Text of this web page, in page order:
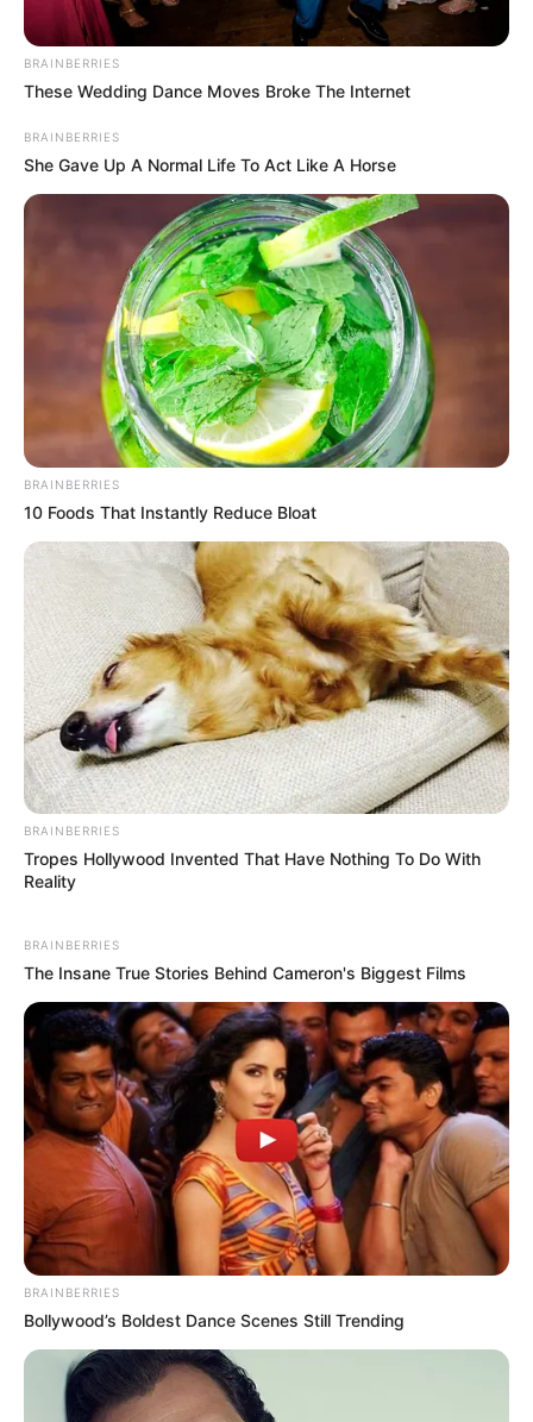
จันทร์ที่ 9 พฤศจิกายน 256309.25-11.45 น.
คนเกิดวันอาทิตย์ห้ามให้ฤกษ์นี้
ศุกร์ที่ 20 พฤศจิกายน 2563 10.05-12.15 น.
คนเกิดวันอาทิตย์ห้ามให้ฤกษ์นี้
พฤหัสบดีที่ 26 พฤศจิกายน 2563 09.05-11.45 น.
คนเกิดวันพุธกลางคืนห้ามใช้ฤกษ์นี้
เสาร์ที่ 28 พฤศจิกายน 256312.10-13.45 น.
คนเกิดวันพฤหัสบดีห้ามให้ฤกษ์นี้
อาทิตย์ที่ 29 พฤศจิกายน 256310.45-12.45 น.
คนเกิดวันจันทร์ห้ามใช้ฤกษ์นี้
เดือน ธันวาคม
เสาร์ที่ 5 ธันวาคม 256311.49-12.59
น. คนเกิดวันพฤหัสบดีห้ามให้ฤกษ์นี้
อาทิตย์ที่ 6 ธันวาคม 2563
น. คนเกิดวันจันทร์ห้ามใช้ฤกษ์นี้
จันทร์ที่ 7 ธันวาคม 256310.35-13.15
น. คนเกิดวันอาทิตย์ห้ามให้ฤกษ์นี้
พฤหัสบดีที่ 17 ธันวาคม 256309.05-11.45 น.
คนเกิดวันพุธกลางคืนห้ามใช้ฤกษ์นี้
ศุกร์ที่ 18 ธันวาคม 256312.15-13.55
น. คนเกิดวันอาทิตย์ห้ามให้ฤกษ์นี้
ศุกร์ที่ 25 ธันวาคม 256308.30-10.10
น. คนเกิดวันอาทิตย์ห้ามให้ฤกษ์นี้
อาทิตย์ที่ 27 ธันวาคม 256310.45-12.55 น.
คนเกิดวันจันทร์ห้ามใช้ฤกษ์นี้
HOROLive
คุณภาพที่เราคัดสรรมาแล้ว
หมอดูอารมณ์ดีมีเพียบ ดาวน์โหลดเลย :
http://bit.ly/2OeDz8r
รายละเอียดเพิ่มเติม https://live.horolive.com/
ฤกษ์ดี ฤกษ์มงคล ฤกษ์เริ่มงานวันแรก ปี 2563 อ.รักษ์ ภัทร์มนต์
ABOUT THE AUTHOR
เจ้าหมอดู
BRAINBERRIES
These Wedding Dance Moves Broke The Internet
BRAINBERRIES
She Gave Up A Normal Life To Act Like A Horse
BRAINBERRIES
10 Foods That Instantly Reduce Bloat
BRAINBERRIES
Tropes Hollywood Invented That Have Nothing To Do With
Reality
BRAINBERRIES
The Insane True Stories Behind Cameron's Biggest Films
BRAINBERRIES
Bollywood’s Boldest Dance Scenes Still Trending